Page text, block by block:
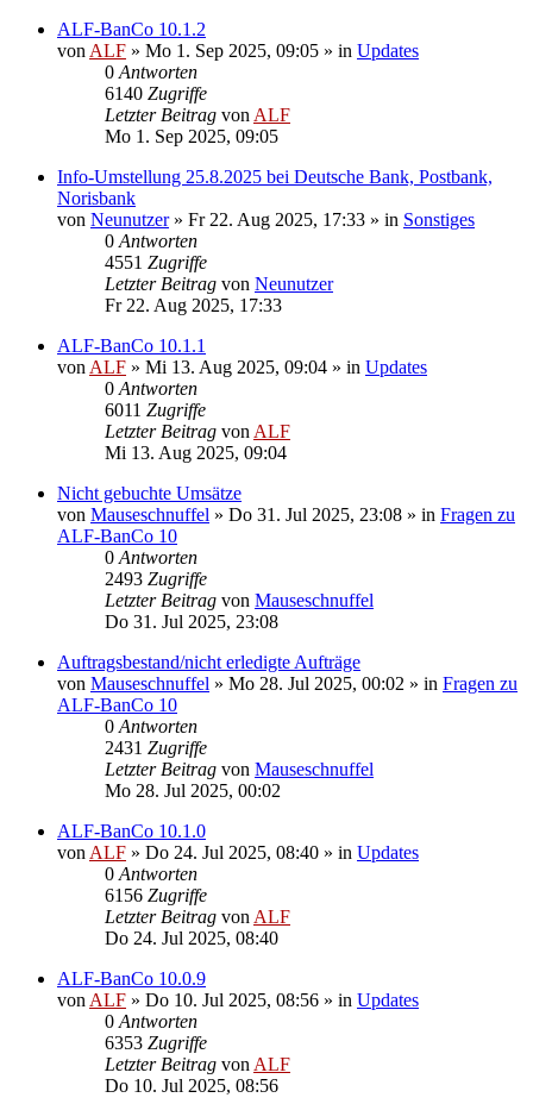
ALF-BanCo 10.1.2
von ALF » Mo 1. Sep 2025, 09:05 » in Updates
0 Antworten
6140 Zugriffe
Letzter Beitrag von ALF
Mo 1. Sep 2025, 09:05
Info-Umstellung 25.8.2025 bei Deutsche Bank, Postbank,
Norisbank
von Neunutzer» Fr 22. Aug 2025, 17:33 » in Sonstiges
0 Antworten
4551 Zugriffe
Letzter Beitrag von Neunutzer
Fr 22. Aug 2025, 17:33
ALF-BanCo 10.1.1
von ALF » Mi 13. Aug 2025, 09:04 » in Updates
0 Antworten
6011 Zugriffe
Letzter Beitrag von ALF
Mi 13. Aug 2025, 09:04
Nicht gebuchte Umsätze
von Mauseschnuffel » Do 31. Jul 2025, 23:08 » in Fragen zu
ALF-BanCo 10
0 Antworten
2493 Zugriffe
Letzter Beitrag von Mauseschnuffel
Do 31. Jul 2025, 23:08
Auftragsbestand/nicht erledigte Aufträge
von Mauseschnuffel » Mo 28. Jul 2025, 00:02 » in Fragen zu
ALF-BanCo 10
0 Antworten
2431 Zugriffe
Letzter Beitrag von Mauseschnuffel
Mo 28. Jul 2025, 00:02
ALF-BanCo 10.1.0
von ALF » Do 24. Jul 2025, 08:40 » in Updates
0 Antworten
6156 Zugriffe
Letzter Beitrag von ALF
Do 24. Jul 2025, 08:40
ALF-BanCo 10.0.9
von ALF » Do 10. Jul 2025, 08:56 » in Updates
0 Antworten
6353 Zugriffe
Letzter Beitrag von ALF
Do 10. Jul 2025, 08:56